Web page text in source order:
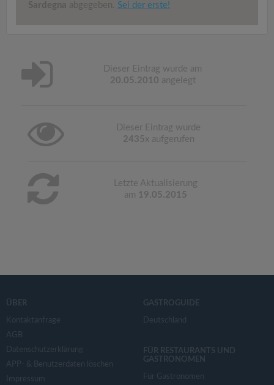
Sardegna abgegeben. Sei der erste!
Dieser Eintrag wurde am
20.05.2010 angelegt
Dieser Eintrag wurde
2435 x aufgerufen
Letzte Aktualisierung
am 19.05.2015
ÜBER
Kontaktanfrage
AGB
Datenschutzerklärung
APP- & Benutzerdaten löschen
Impressum
GASTROGUIDE
Deutschland
FÜR RESTAURANTS UND
GASTRONOMEN
Für Gastronomen